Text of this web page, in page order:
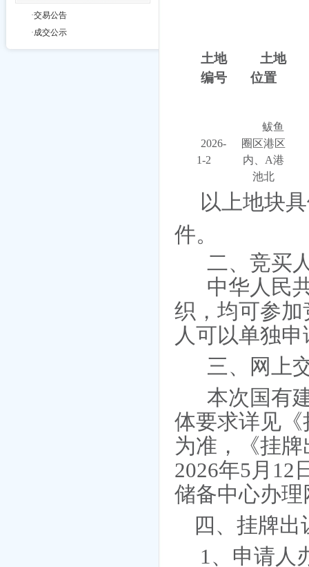
·交易公告
·成交公示
土地
编号
土地
位置
2026-
1-2
鲅鱼
圈区港区
内、 A港
池北
以上地块
件。
二、竞买
中华人民
织，均可参
人可以单独
三、网上
本次国有
体要求详见
为准，《挂
2026年5月 12
储备中心办
四、挂牌出
1、申请人